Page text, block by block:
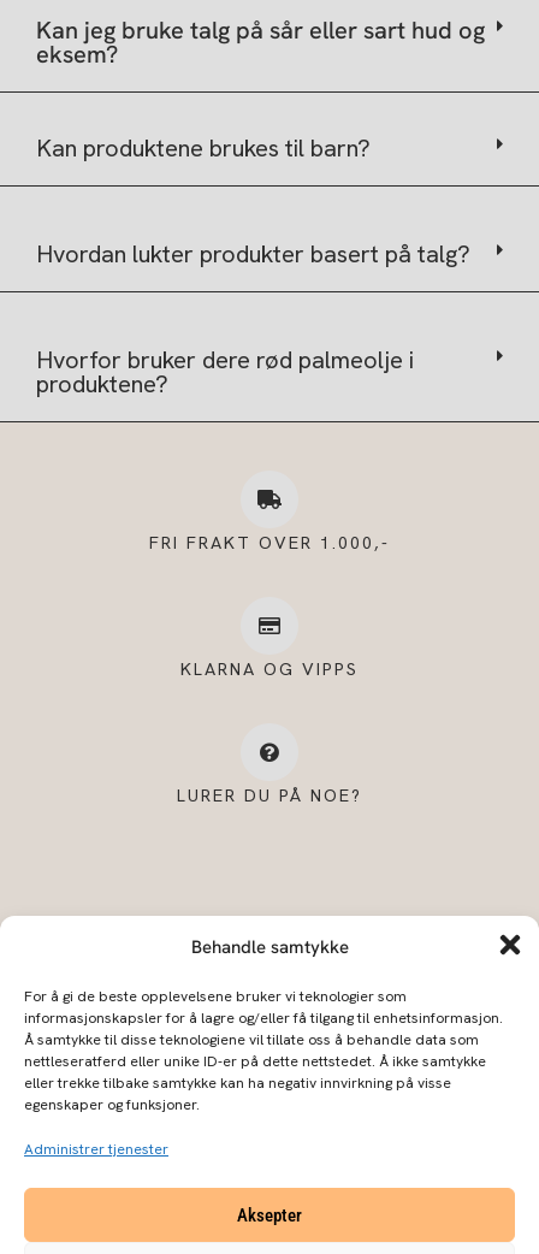
Behandle samtykke
For å gi de beste opplevelsene bruker vi teknologier som
informasjonskapsler for å lagre og/eller få tilgang til enhetsinformasjon.
Å samtykke til disse teknologiene vil tillate oss å behandle data som
nettleseratferd eller unike ID-er på dette nettstedet. Å ikke samtykke
eller trekke tilbake samtykke kan ha negativ innvirkning på visse
egenskaper og funksjoner.
Administrer tjenester
Aksepter
Kan jeg bruke talg på sår eller sart hud og
eksem?
Kan produktene brukes til barn?
Hvordan lukter produkter basert på talg?
Hvorfor bruker dere rød palmeolje i
produktene?
FRI FRAKT OVER 1.000,-
KLARNA OG VIPPS
LURER DU PÅ NOE?
BLOGG Forhandlere Kontakt oss
Kjøpsbetingelser
n
s
t
a
e